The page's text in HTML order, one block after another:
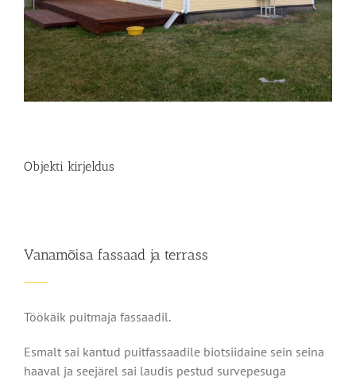
Objekti kirjeldus
Vanamõisa fassaad ja terrass
Töökäik puitmaja fassaadil.
Esmalt sai kantud puitfassaadile biotsiidaine sein seina
haaval ja seejärel sai laudis pestud survepesuga